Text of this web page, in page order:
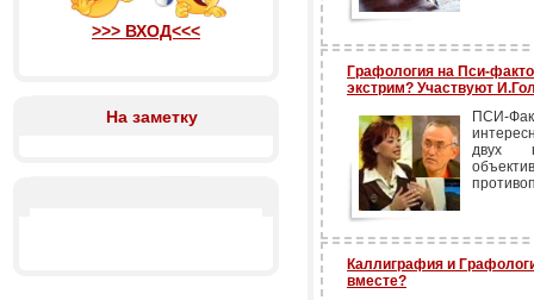
>>> ВХОД<<<
На заметку
Графология на Пси-
экстрим? Участвуют
ПСИ-
двух
Каллиграфия и
вместе?